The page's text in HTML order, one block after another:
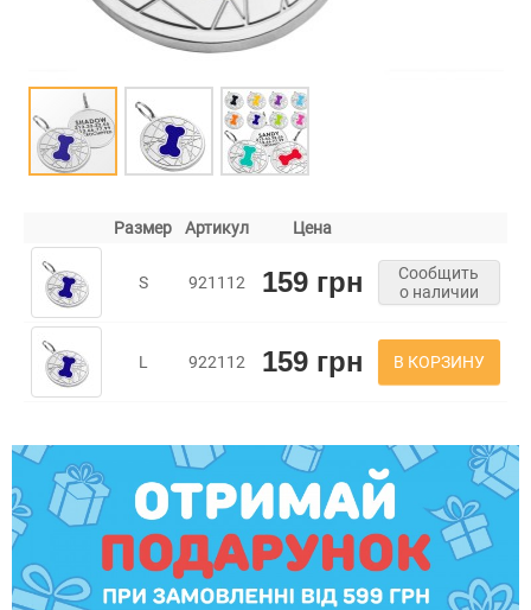
Размер Артикул Цена
S 921112 159 грн
Сообщить
о наличии
L 922112 159 грн В КОРЗИНУ